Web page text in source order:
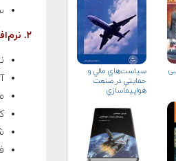
سياست‌هاي مالي و
حمايتي در صنعت
هواپيماسازي
نسخه‌ الکترونیکی
۲. نرم‌افزار و نشر الکترونیکی